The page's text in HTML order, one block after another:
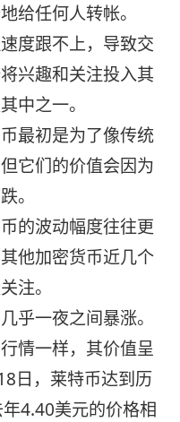
给任何人转帐。
度跟不上，导致交
兴趣和关注投入其
中之一。
最初是为了像传统
它们的价值会因为
。
的波动幅度往往更
他加密货币近几个
注。
乎一夜之间暴涨。
情一样，其价值呈
日，莱特币达到历
4.40美元的价格相